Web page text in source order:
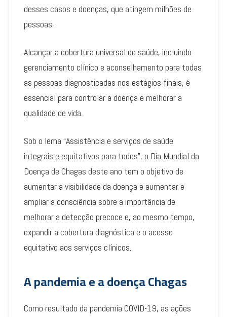
desses casos e doenças, que atingem milhões de
pessoas.
Alcançar a cobertura universal de saúde, incluindo
gerenciamento clínico e aconselhamento para todas
as pessoas diagnosticadas nos estágios finais, é
essencial para controlar a doença e melhorar a
qualidade de vida.
Sob o lema “Assistência e serviços de saúde
integrais e equitativos para todos”, o Dia Mundial da
Doença de Chagas deste ano tem o objetivo de
aumentar a visibilidade da doença e aumentar e
ampliar a consciência sobre a importância de
melhorar a detecção precoce e, ao mesmo tempo,
expandir a cobertura diagnóstica e o acesso
equitativo aos serviços clínicos.
A pandemia e a doença Chagas
Como resultado da pandemia COVID-19, as ações